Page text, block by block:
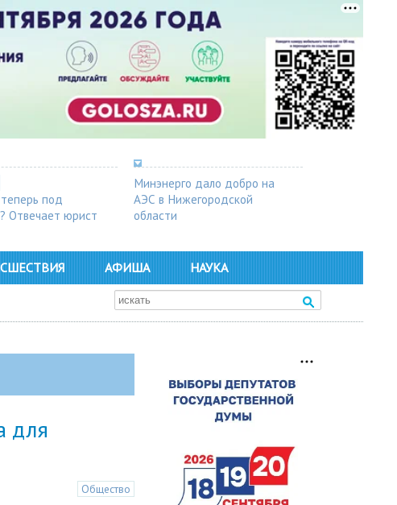
под
Отвечает юрист
Минэнерго дало добро на
АЭС в Нижегородской
области
АФИША НАУКА
для
Общество